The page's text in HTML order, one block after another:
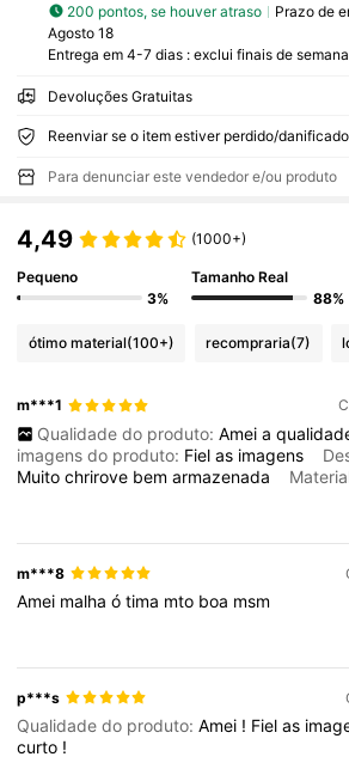
200 pontos, se houver atraso Prazo de
Agosto 18
Entrega em 4-7 dias : exclui finais de
Devoluções Gratuitas
Para denunciar este vendedor e/ou produto
4,49 (1000+)
Pequeno
3%
Tamanho Real
88%
ótimo material(100+) recompraria(7)
m***1
Qualidade do produto: Amei a
imagens do produto: Fielas imagens
Muitochrirove bemarmazenada
m***8
Amei malhaótima mto boa msm
p***s
Qualidade do produto:Amei ! Fielas
curto !